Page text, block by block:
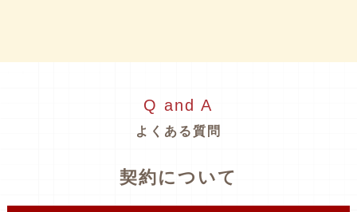
Q and A
よくある質問
契約について